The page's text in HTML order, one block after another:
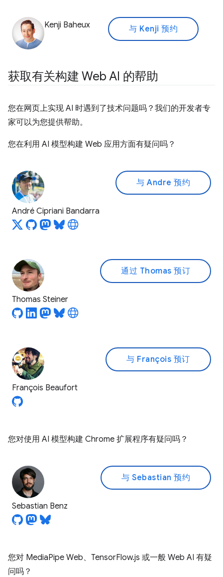
Kenji Baheux 与 Kenji 预约
获取有关构建 Web AI 的帮助
您在网页上实现 AI 时遇到了技术问题吗？我们的开发者专
家可以为您提供帮助。
您在利用 AI 模型构建 Web 应用方面有疑问吗？
André Cipriani Bandarra
与 Andre 预约
Thomas Steiner
通过 Thomas 预订
François Beaufort
与 François 预订
您对使用 AI 模型构建 Chrome 扩展程序有疑问吗？
Sebastian Benz
与 Sebastian 预约
您对 MediaPipe Web、TensorFlow.js 或一般 Web AI 有疑
问吗？